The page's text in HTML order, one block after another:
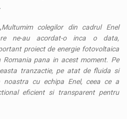
Multumim colegilor din cadrul Enel
ne-au acordat-o inca o data,
proiect de energie fotovoltaica
pana in acest moment. Pe
tranzactie, pe atat de fluida si
cu echipa Enel, ceea ce a
eficient si transparent pentru